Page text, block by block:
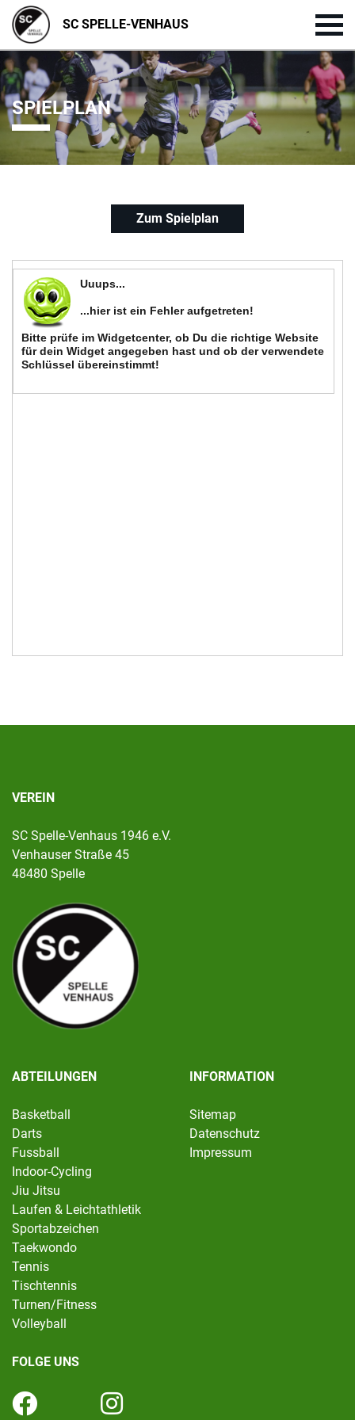
SC SPELLE-VENHAUS
SPIELPLAN
Zum Spielplan
VEREIN
SC Spelle-Venhaus 1946 e.V.
Venhauser Straße 45
48480 Spelle
ABTEILUNGEN
Basketball
Darts
Fussball
Indoor-Cycling
Jiu Jitsu
Laufen & Leichtathletik
Sportabzeichen
Taekwondo
Tennis
Tischtennis
Turnen/Fitness
Volleyball
INFORMATION
Sitemap
Datenschutz
Impressum
FOLGE UNS